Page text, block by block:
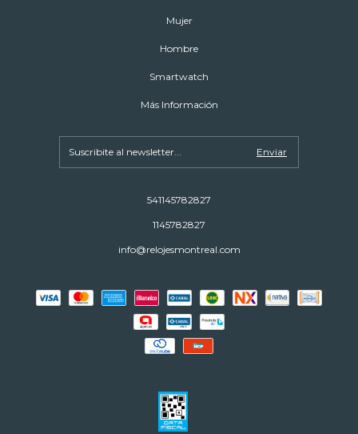
Mujer
Hombre
Smartwatch
Más Información
541145782827
1145782827
info@relojesmontreal.com